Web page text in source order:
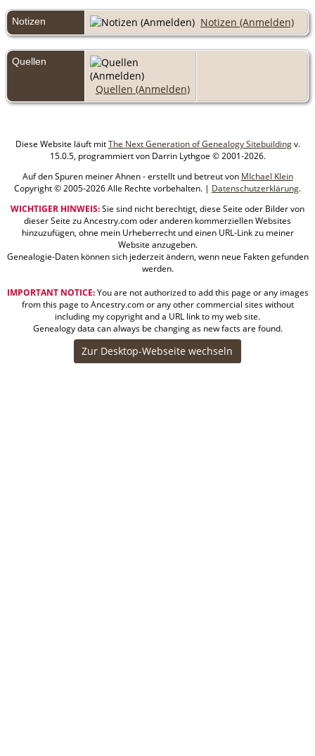
Bavaria,
Germany
Notizen Notizen (Anmelden)
Quellen
Quellen (Anmelden)
Diese Website läuft mitThe Next Generation of Genealogy Sitebuildingv.
15.0.5, programmiert von Darrin Lythgoe © 2001-2026.
Auf den Spuren meiner Ahnen - erstellt und betreut von MIchael Klein
Copyright © 2005-2026 Alle Rechte vorbehalten. | Datenschutzerklärung.
WICHTIGER HINWEIS:Sie sind nicht berechtigt, diese Seite oder Bilder von
dieser Seite zu Ancestry.com oder anderen kommerziellen Websites
hinzuzufügen, ohne mein Urheberrecht und einen URL-Link zu meiner
Website anzugeben.
Genealogie-Daten können sich jederzeit ändern, wenn neue Fakten gefunden
werden.
IMPORTANT NOTICE:You are not authorized to add this page or any images
from this page to Ancestry.com or any other commercial sites without
including my copyright and a URL link to my web site.
Genealogy data can always be changing as new facts are found.
Zur Desktop-Webseite wechseln